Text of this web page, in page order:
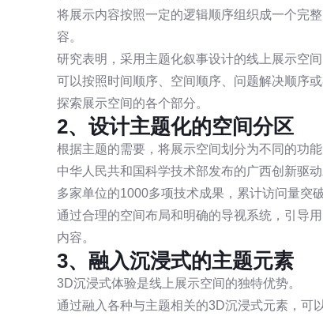
将展示内容按照一定的逻辑顺序组织成一个完
容。
研究表明，采用主题化叙事设计的线上展示空
可以按照时间顺序、空间顺序、问题解决顺序
探索展示空间的各个部分。
2、设计主题化的空间分区
根据主题的需要，将展示空间划分为不同的功
中华人民共和国科学技术部发布的广西创新驱
多家单位的1000多项技术成果，累计访问量突
通过合理的空间布局和明确的导视系统，引导
内容。
3、融入沉浸式的主题元素
3D沉浸式体验是线上展示空间的独特优势。
通过融入各种与主题相关的3D沉浸式元素，可